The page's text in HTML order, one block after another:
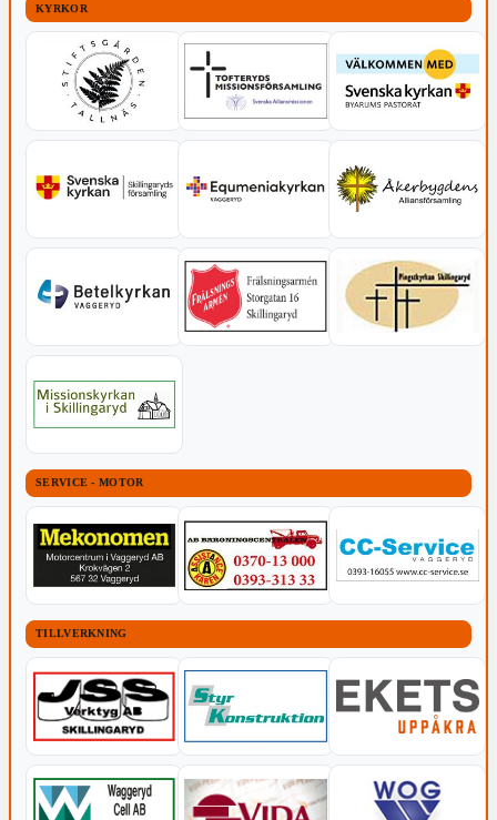
KYRKOR
SERVICE - MOTOR
TILLVERKNING